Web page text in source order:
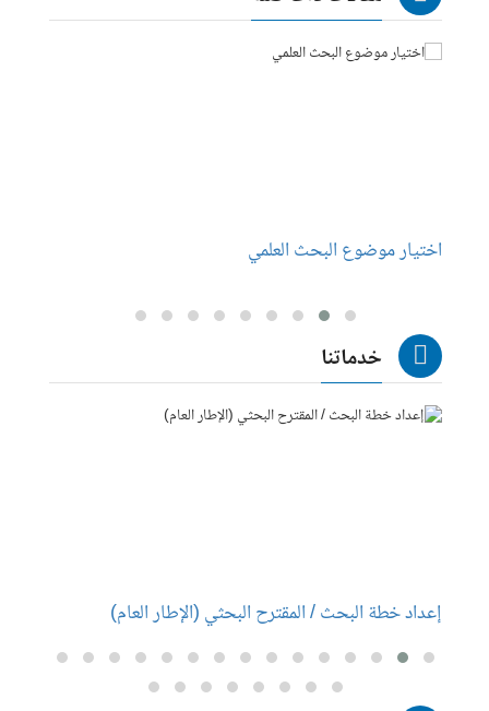
اختيار موضوع البحث العلمي
خدماتنا
إعداد خطة البحث / المقترح البحثي (الإطار العام)